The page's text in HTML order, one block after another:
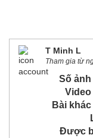
T Minh L
Tham gia từ
Số
Video
Bài
Được